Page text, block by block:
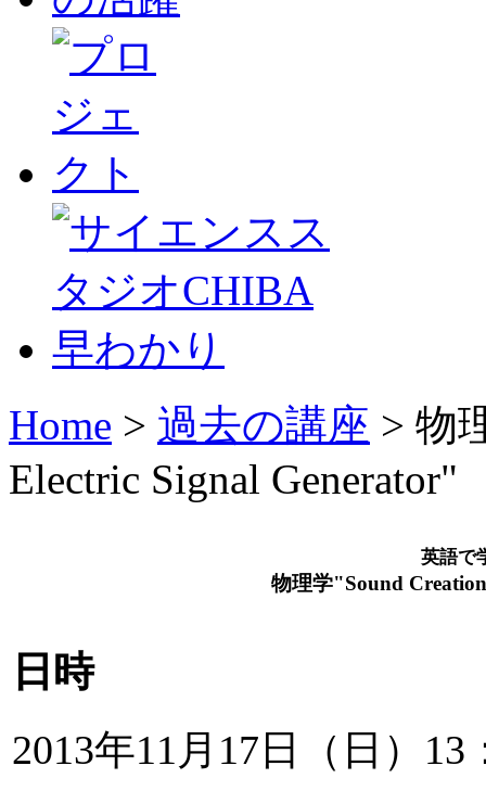
Home > 過去の講座 > 物
Electric Signal Generator"
英語で
物理学"Sound
日時
2013年11月17日（日）13